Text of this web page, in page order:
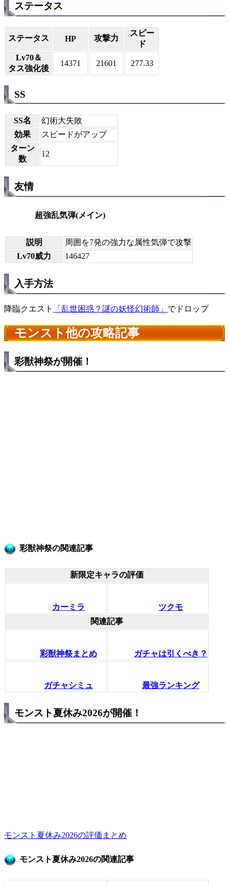
ステータス
ステータス HP 攻撃力
スピー
ド
Lv70＆
タス強化後
14371 21601 277.33
SS
SS名
幻術大失敗
効果
スピードがアップ
ターン
数
12
友情
超強乱気弾(メイン)
説明
周囲を7発の強力な属性気弾で攻撃
Lv70威力
146427
入手方法
降臨クエスト 「乱世困惑？謎の妖怪幻術師」 でドロップ
モンスト他の攻略記事
彩獣神祭が開催！
彩獣神祭の関連記事
新限定キャラの評価
カーミラ
ツクモ
関連記事
彩獣神祭まとめ ガチャは引くべき？
ガチャシミュ 最強ランキング
モンスト夏休み2026が開催！
モンスト夏休み2026の評価まとめ
モンスト夏休み2026の関連記事